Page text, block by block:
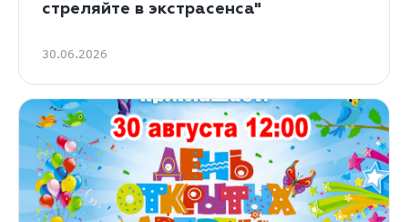
стреляйте в экстрасенса"
30.06.2026